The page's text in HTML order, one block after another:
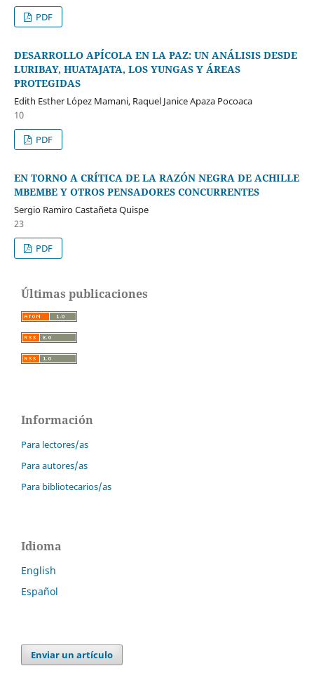
PDF
DESARROLLO APÍCOLA EN LA PAZ: UN ANÁLISIS DESDE
LURIBAY, HUATAJATA, LOS YUNGAS Y ÁREAS
PROTEGIDAS
Edith Esther López Mamani, Raquel Janice Apaza Pocoaca
10
PDF
EN TORNO A CRÍTICA DE LA RAZÓN NEGRA DE ACHILLE
MBEMBE Y OTROS PENSADORES CONCURRENTES
Sergio Ramiro Castañeta Quispe
23
PDF
Últimas publicaciones
Información
Para lectores/as
Para autores/as
Para bibliotecarios/as
Idioma
English
Español
Enviar un artículo